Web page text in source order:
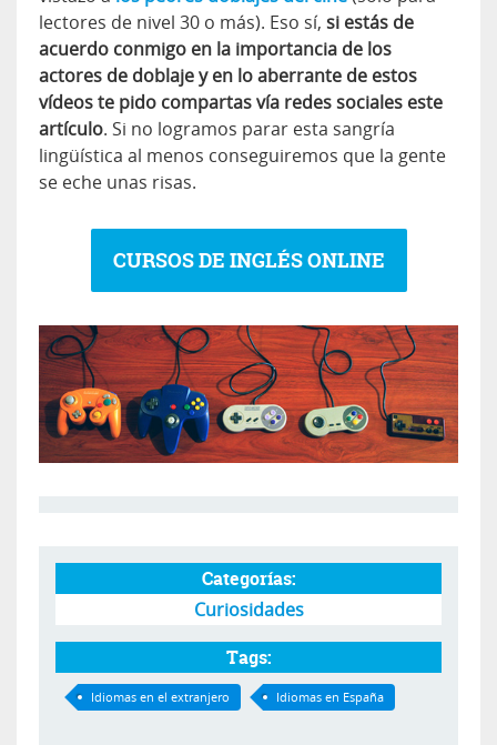
lectores de nivel 30 o más). Eso sí, si estás de
acuerdo conmigo en la importancia de los
actores de doblaje y en lo aberrante de estos
vídeos te pido compartas vía redes sociales este
artículo. Si no logramos parar esta sangría
lingüística al menos conseguiremos que la gente
se eche unas risas.
CURSOS DE INGLÉS ONLINE
Categorías:
Curiosidades
Tags:
Idiomas en el extranjero Idiomas en España